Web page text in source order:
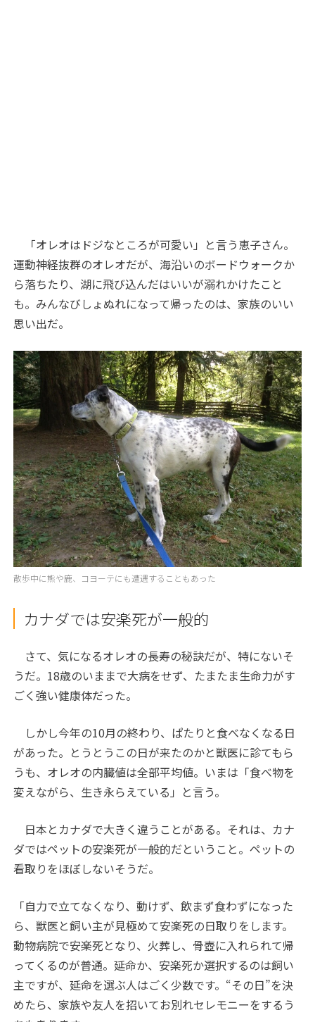
「オレオはドジなところが可愛い」と言う恵子さん。
運動神経抜群のオレオだが、海沿いのボードウォークか
ら落ちたり、湖に飛び込んだはいいが溺れかけたこと
も。みんなびしょぬれになって帰ったのは、家族のいい
思い出だ。
散歩中に熊や鹿、コヨーテにも遭遇することもあった
カナダでは安楽死が一般的
さて、気になるオレオの長寿の秘訣だが、特にないそ
うだ。18歳のいままで大病をせず、たまたま生命力がす
ごく強い健康体だった。
しかし今年の10月の終わり、ぱたりと食べなくなる日
があった。とうとうこの日が来たのかと獣医に診てもら
うも、オレオの内臓値は全部平均値。いまは「食べ物を
変えながら、生き永らえている」と言う。
日本とカナダで大きく違うことがある。それは、カナ
ダではペットの安楽死が一般的だということ。ペットの
看取りをほぼしないそうだ。
「自力で立てなくなり、動けず、飲まず食わずになった
ら、獣医と飼い主が見極めて安楽死の日取りをします。
動物病院で安楽死となり、火葬し、骨壺に入れられて帰
ってくるのが普通。延命か、安楽死か選択するのは飼い
主ですが、延命を選ぶ人はごく少数です。“その日”を決
めたら、家族や友人を招いてお別れセレモニーをするう